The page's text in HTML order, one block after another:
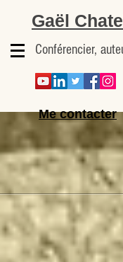
Gaël
Conférencier,
Me contacter